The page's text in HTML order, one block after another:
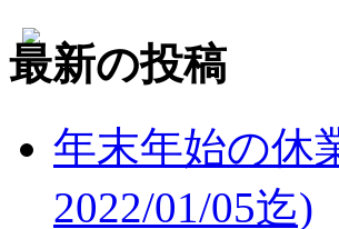
最新の投稿
年末年始の休
2022/01/05迄)